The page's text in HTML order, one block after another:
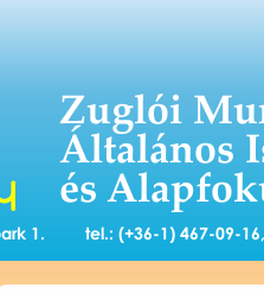
Zuglói
Általános
és
1. tel.: (+36-1) 467-09-